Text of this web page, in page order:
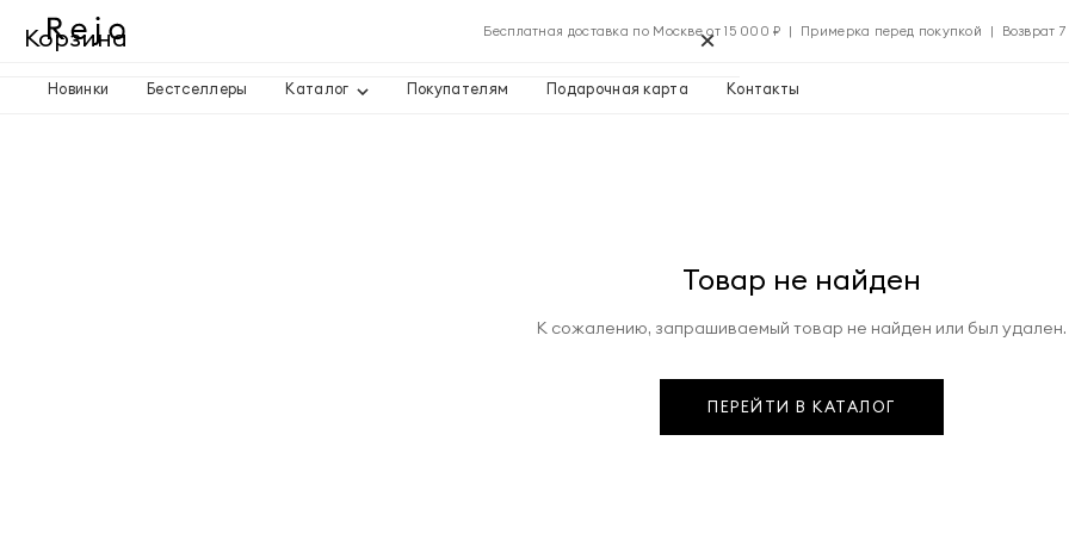
Бесплатная доставка по Москве от 15 000 ₽ | Примерка перед покупкой | Возврат 7
Новинки Бестселлеры Каталог Покупателям Подарочная карта Контакты
Товар не найден
К сожалению, запрашиваемый товар не найден или был удален.
ПЕРЕЙТИ В КАТАЛОГ
Корзина ×
Применить